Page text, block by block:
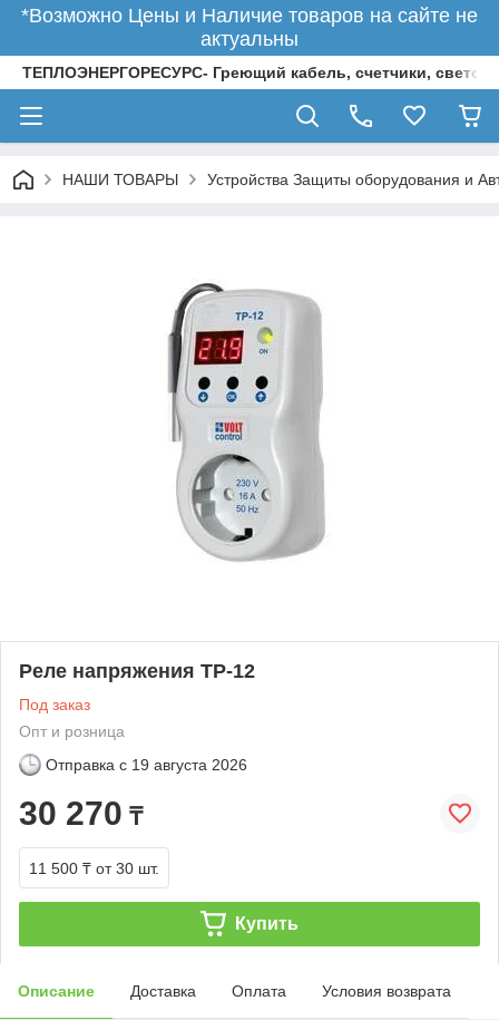
*Возможно Цены и Наличие товаров на сайте не
актуальны
ТЕПЛОЭНЕРГОРЕСУРС- Греющий кабель, счетчики,
НАШИ ТОВАРЫ Устройства Защиты оборудования и
Реле напряжения ТР-12
Под заказ
Опт и розница
Отправка с 19 августа 2026
30 270 ₸
11 500 ₸ от 30 шт.
Купить
Описание Доставка Оплата Условия возврата